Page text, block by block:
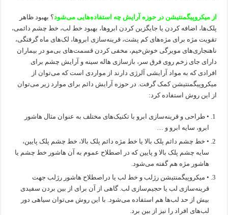
از میکروپیگمنتیشن در حوزه آرایش چه استفاده‌هایی می‌شود؟ بهبود ظاهر
پلک‌ها، اضافه کردن یا جایگزین کردن ابروها، بهبود خط لب، خط چشم دائمی،
تقویت مژه برای مژه‌های کم پشت، قرینه‌سازی ابروها، لک‌های ماه گرفتگی،
ناهنجاری‌های مویرگی خوش‌خیم، مخفی کردن قسمت‌های بی‌مو در بیماران
دارای جای زخم روی فرق سر، بازسازی هاله سینه و آرایش چشم برای
افرادی که به مواد آرایشی آلرژی دارند از مواردی است که می‌توان از
میکروپیگمنتیشن کمک گرفت. در حوزه آرایش دائم برای موارد زیر می‌توان
از این روش استفاده کرد:
• طراحی و قرینه‌سازی ابرو با تکنیک‌های مختلف به عنوان مثال هاشور
ابرو، سایه ابرو و …
• خط چشم دائم پلک بالا یا خط مژه دائم پلک بالا، خط چشم پلک پایین،
سایه چشم پلک بالا و پایین که در اصطلاح عموم به آن هاشور خط چشم یا
هاشور مژه هم گفته می‌شود.
• میکروپیگمنتیشن رژلب و خط لب یا دراصطلاح هاشور رژلب جهت
قرینه‌سازی لب یا حجیم‌سازی لب. گاهی از آن برای از بین بردن سفیدی
بیش از حد لب‌ها هم استفاده می‌شود. با این روش می‌توان سیاهی دور
لب‌های افراد را نیز از بین برد.